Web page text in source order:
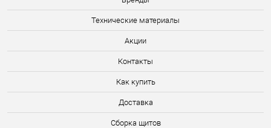
Технические материалы
Акции
Контакты
Как купить
Доставка
Сборка щитов